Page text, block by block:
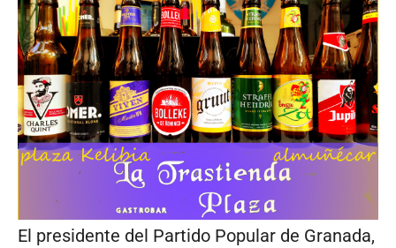
El presidente del Partido Popular de Granada,